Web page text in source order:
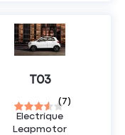
T03
(7)
Electrique
Leapmotor